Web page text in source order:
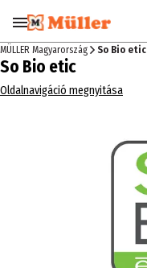
Ugrás a navigációra
MÜLLER Magyarország So Bio etic
So Bio etic
Oldalnavigáció megnyitása